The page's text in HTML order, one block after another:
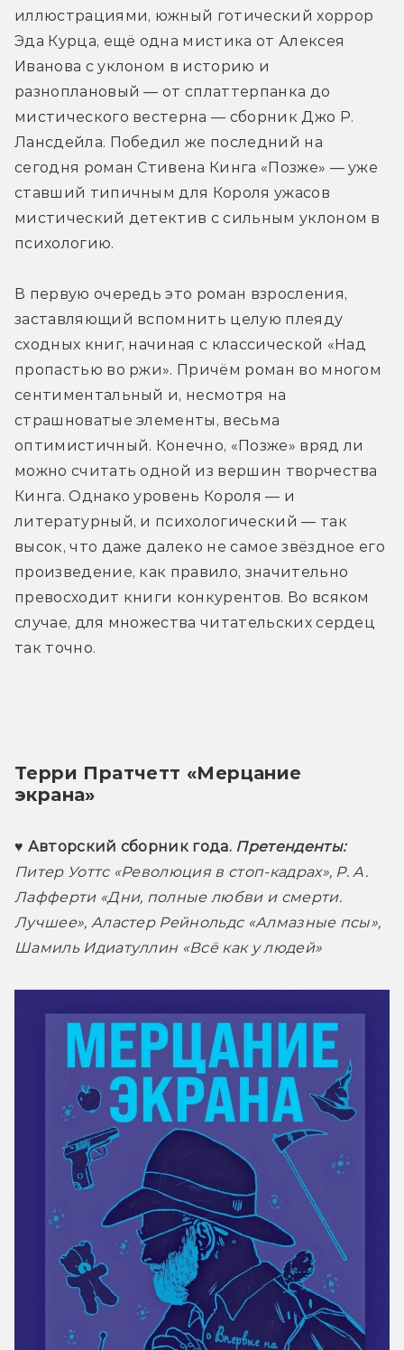
иллюстрациями, южный готический хоррор
Эда Курца, ещё одна мистика от Алексея
Иванова с уклоном в историю и
разноплановый — от сплаттерпанка до
мистического вестерна — сборник Джо Р.
Лансдейла. Победил же последний на
сегодня роман Стивена Кинга «Позже» — уже
ставший типичным для Короля ужасов
мистический детектив с сильным уклоном в
психологию.
В первую очередь это роман взросления,
заставляющий вспомнить целую плеяду
сходных книг, начиная с классической «Над
пропастью во ржи». Причём роман во многом
сентиментальный и, несмотря на
страшноватые элементы, весьма
оптимистичный. Конечно, «Позже» вряд ли
можно считать одной из вершин творчества
Кинга. Однако уровень Короля — и
литературный, и психологический — так
высок, что даже далеко не самое звёздное его
произведение, как правило, значительно
превосходит книги конкурентов. Во всяком
случае, для множества читательских сердец
так точно.
Терри Пратчетт «Мерцание
экрана»
♥ Авторский сборник года. Претенденты:
Питер Уоттс «Революция в стоп-кадрах», Р. А.
Лафферти «Дни, полные любви и смерти.
Лучшее», Аластер Рейнольдс «Алмазные псы»,
Шамиль Идиатуллин «Всë как у людей»